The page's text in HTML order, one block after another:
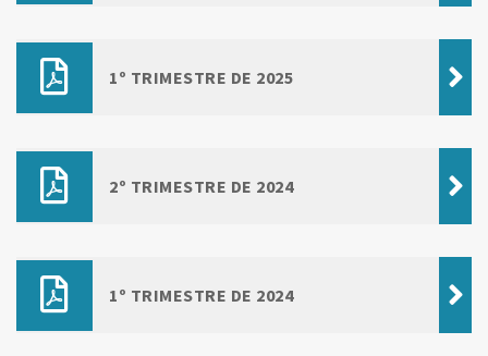
1º TRIMESTRE DE 2025
2º TRIMESTRE DE 2024
1º TRIMESTRE DE 2024